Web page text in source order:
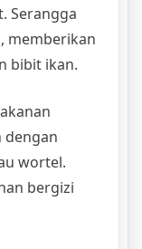
Serangga
memberikan
bibit ikan.
dengan
wortel.
bergizi